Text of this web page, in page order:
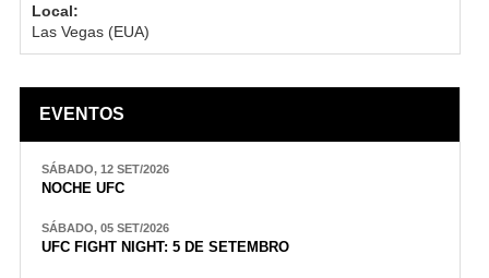
Local:
Las Vegas (EUA)
EVENTOS
SÁBADO, 12 SET/2026
NOCHE UFC
SÁBADO, 05 SET/2026
UFC FIGHT NIGHT: 5 DE SETEMBRO